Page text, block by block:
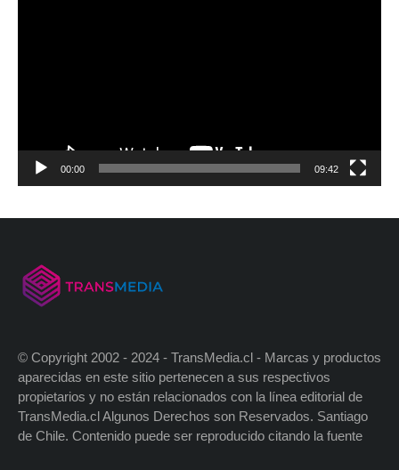
00:00 09:42
© Copyright 2002 - 2024 - TransMedia.cl - Marcas y productos
aparecidas en este sitio pertenecen a sus respectivos
propietarios y no están relacionados con la línea editorial de
TransMedia.cl Algunos Derechos son Reservados. Santiago
de Chile. Contenido puede ser reproducido citando la fuente